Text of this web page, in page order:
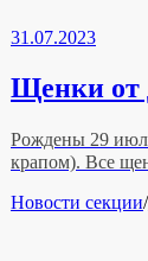
31.07.2023
Щенки от
Рождены 29
крапом). Все
Рубрики
Новости секции/